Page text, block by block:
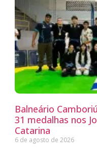
Balneário
31 medalhas nos
Catarina
6 de agosto de 2026